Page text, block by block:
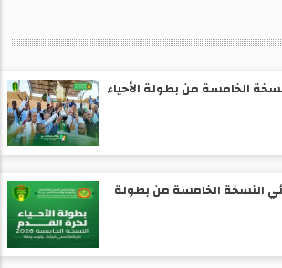
الخامسة من بطولة الأحياء
النسخة الخامسة من بطولة